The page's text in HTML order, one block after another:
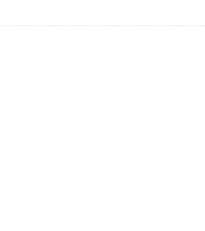
与Spring Boot，实现XXX用户同时在线测
测试与测试开发经验，深度参与企业级
化测试体系搭建，将核心回归套件执行效率
技术攻关能力：善于定位复杂技术问题，通
使核心服务响应时间降低XXX%，支撑客户
：具备从工具开发到流程优化的全局视角，
发现阶段左移，迭代初期缺陷密度下降
术实践，主导编写团队测试技术规范文档，